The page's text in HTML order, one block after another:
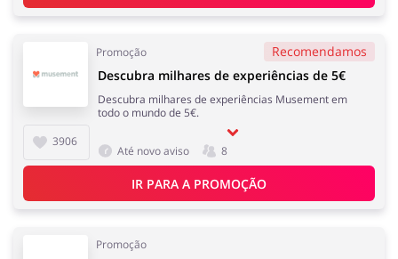
Promoção Recomendamos
3906
Descubra milhares de experiências de 5€
Descubra milhares de experiências Musement em
todo o mundo de 5€.
Até novo aviso 8
IR PARA A PROMOÇÃO
Promoção